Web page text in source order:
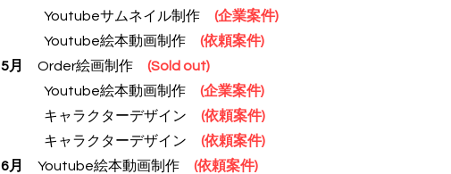
Youtubeサムネイル制作 (企業案件)
Youtube絵本動画制作 (依頼案件)
5月
Order絵画制作 (Sold out)
Youtube絵本動画制作 (企業案件)
キャラクターデザイン (依頼案件)
キャラクターデザイン (依頼案件)
6月
Youtube絵本動画制作 (依頼案件)